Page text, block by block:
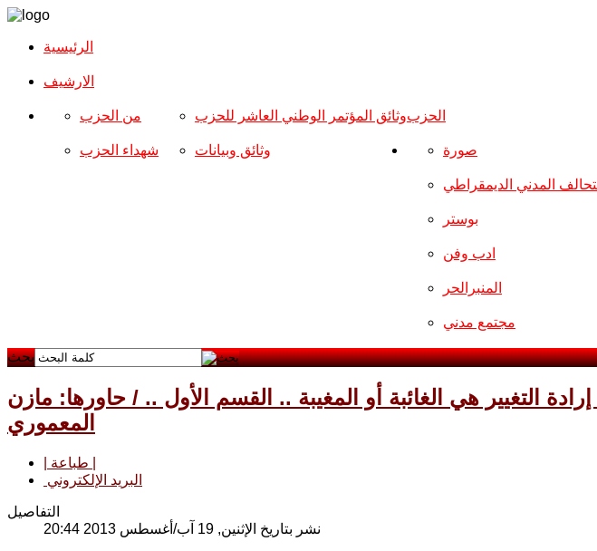
الرئيسية
الارشیف
الحزب من الحزب
شهداء الحزب
وثائق المؤتمر الوطني العاشر للحزب
وثائق وبيانات صورة
المدني الديمقراطي
بوستر
ادب وفن
المنبرالحر
مجتمع مدني
بحث
إرادة التغيير هي الغائبة أو المغيبة .. القسم الأول .. / حاورها: مازن
المعموري
البريد الإلكتروني
التفاصيل
نشر بتاريخ الإثنين, 19 آب/أغسطس 2013 20:44